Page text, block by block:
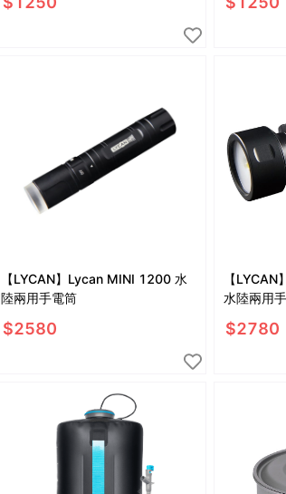
【LYCAN】Lycan MINI 1200 水
陸兩用手電筒
$2580
【
水陸兩用
$2780